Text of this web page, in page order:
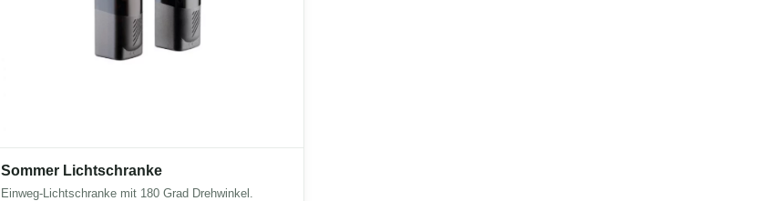
Sommer Lichtschranke
Einweg-Lichtschranke mit 180 Grad Drehwinkel.